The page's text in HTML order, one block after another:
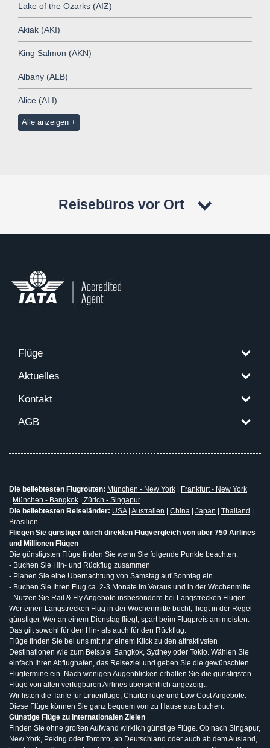
Lake of the Ozarks (AIZ)
Akiak (AKI)
King Salmon (AKN)
Albany (ALB)
Alice (ALI)
Alle anzeigen
Reisebüros vor Ort
Flüge
Aktuelles
Kontakt
AGB
Die beliebtesten Flugrouten: München - New York
Frankfurt - New York
München - Bangkok
Zürich - Singapur
Die beliebtesten Reiseländer: USA| Australien China Japan Thailand
Brasilien
Fliegen Sie günstiger durch direkten Flugvergleich von über 750 Airlines
und Millionen Flügen
Die günstigsten Flüge finden Sie wenn Sie folgende Punkte beachten:
- Buchen Sie Hin- und Rückflug zusammen
- Planen Sie eine Übernachtung von Samstag auf Sonntag ein
- Buchen Sie Ihren Flug ca. 2-3 Monate im Voraus und in der Wochenmitte
- Nutzen Sie Rail & Fly Angebote insbesondere bei Langstrecken Flügen
Wer einen Langstrecken Flug in der Wochenmitte bucht, fliegt in der Regel
günstiger. Wer an einem Dienstag fliegt, spart beim Flugpreis am meisten.
Das gilt sowohl für den Hin- als auch für den Rückflug.
Flüge finden Sie bei uns mit nur einem Klick zu den attraktivsten
Destinationen wie zum Beispiel Bangkok, Sydney oder Tokio. Wählen Sie
einfach Ihren Abflughafen, das Reiseziel und geben Sie die gewünschten
Flugtermine ein. Nach wenigen Augenblicken erhalten Sie die günstigsten
Flüge von allen verfügbaren Airlines übersichtlich angezeigt.
Wir listen die Tarife für Linienflüge, Charterflüge und Low Cost Angebote.
Diese Flüge können Sie ganz bequem von zu Hause aus buchen.
Günstige Flüge zu internationalen Zielen
Finden Sie ohne großen Aufwand wirklich günstige Flüge. Ob nach Singapur,
New York, Peking oder Toronto, ab Deutschland oder auch ab dem Ausland,